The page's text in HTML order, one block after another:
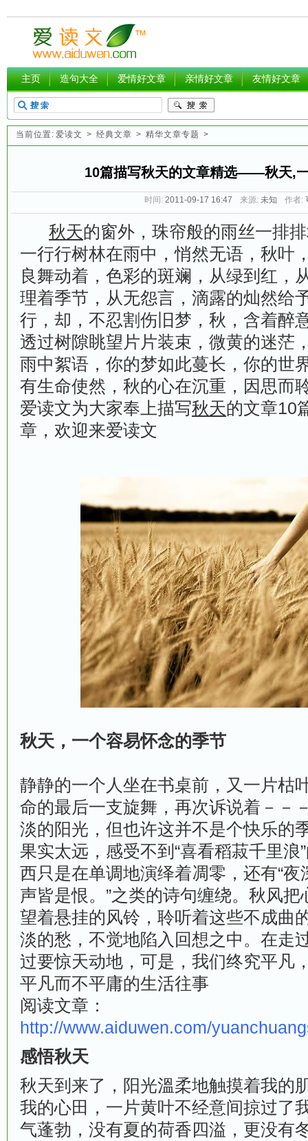
主页 造句大全 爱情好文章 亲情好文章 友情好文章
当前位置: 爱读文 > 经典文章 > 精华文章专题 >
10篇描写秋天的文章精选——秋天,
时间: 2011-09-17 16:47 来源: 未知 作者:
秋天的窗外，珠帘般的雨丝一排
一行行树林在雨中，悄然无语，秋叶
良舞动着，色彩的斑斓，从绿到红，
理着季节，从无怨言，滴露的灿然给
行，却，不忍割伤旧梦，秋，含着醉
透过树隙眺望片片装束，微黄的迷茫
雨中絮语，你的梦如此蔓长，你的世
有生命使然，秋的心在沉重，因思
爱读文为大家奉上描写秋天的文章10
章 ，欢迎来爱读文
秋天，一个容易怀念的季节
静静的一个人坐在书桌前，又一片枯
命的最后一支旋舞，再次诉说着－－
淡的阳光，但也许这并不是个快乐的
果实太远，感受不到“喜看稻菽千里浪
西只是在单调地演绎着凋零，还有“
声皆是恨。”之类的诗句缠绕。秋风
望着悬挂的风铃，聆听着这些不成曲
淡的愁，不觉地陷入回想之中。在走
过要惊天动地，可是，我们终究平凡
平凡而不平庸的生活往事
阅读文章：
http://www.aiduwen.com/
感悟秋天
秋天到来了，阳光溫柔地触摸着我的
我的心田，一片黄叶不经意间掠过了
气蓬勃，没有夏的荷香四溢，更没有